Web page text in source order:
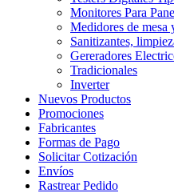
Monitores Para
Medidores de mesa
Sanitizantes,
Gereradores
Tradicionales
Inverter
Nuevos Productos
Promociones
Fabricantes
Formas de Pago
Solicitar Cotización
Envíos
Rastrear Pedido